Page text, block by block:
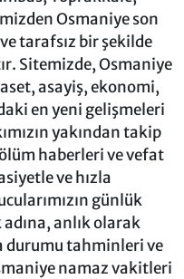
Osmaniye son
tarafsız bir şekilde
Sitemizde, Osmaniye
asayiş, ekonomi,
en yeni gelişmeleri
yakından takip
haberleri ve vefat
ve hızla
günlük
anlık olarak
durumu tahminleri ve
namaz vakitleri